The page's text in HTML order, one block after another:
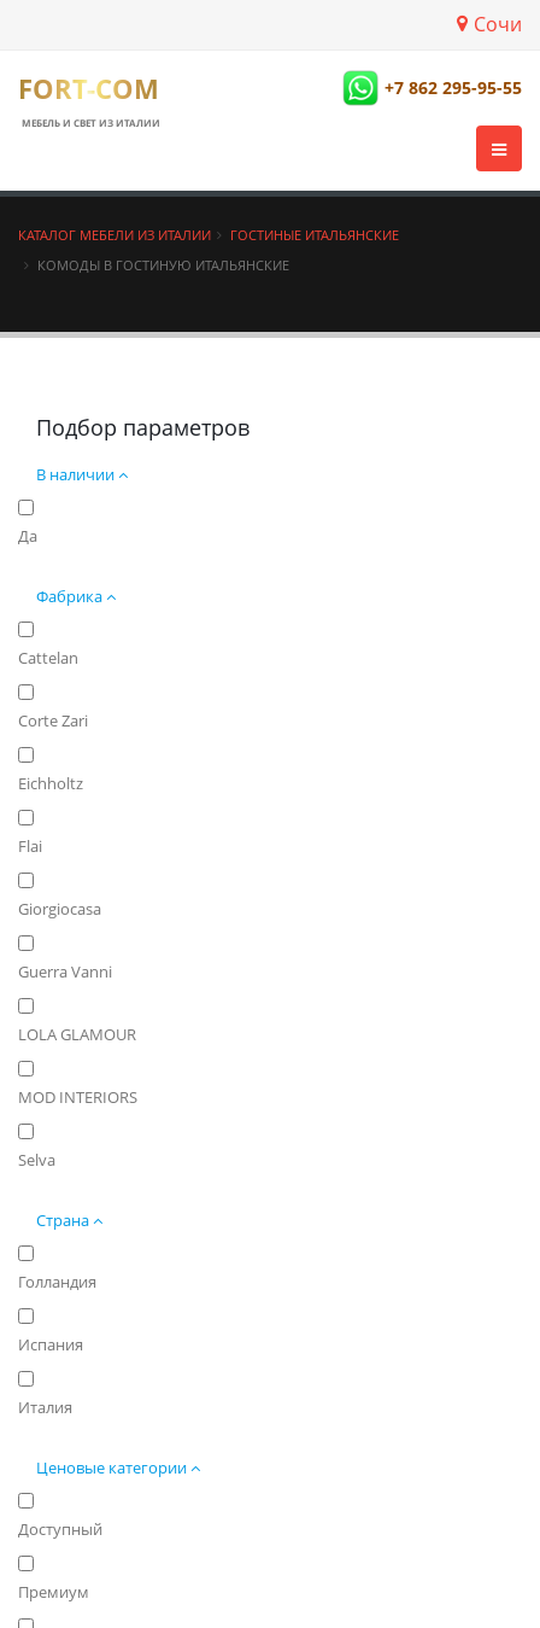
Сочи
FORT-COM
МЕБЕЛЬ И СВЕТ ИЗ ИТАЛИИ
+7 862 295-95-55
КАТАЛОГ МЕБЕЛИ ИЗ ИТАЛИИ
ГОСТИНЫЕ ИТАЛЬЯНСКИЕ
КОМОДЫ В ГОСТИНУЮ ИТАЛЬЯНСКИЕ
Подбор параметров
В наличии
Да
Фабрика
Cattelan
Corte Zari
Eichholtz
Flai
Giorgiocasa
Guerra Vanni
LOLA GLAMOUR
MOD INTERIORS
Selva
Страна
Голландия
Испания
Италия
Ценовые категории
Доступный
Премиум